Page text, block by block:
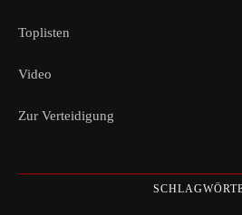
Toplisten
Video
Zur Verteidigung